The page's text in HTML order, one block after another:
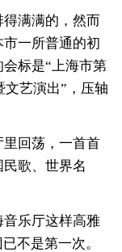
满满的，然而
一所普通的初
标是“上海市第
文艺演出”，压轴
回荡，一首首
歌、世界名
乐厅这样高雅
不是第一次。